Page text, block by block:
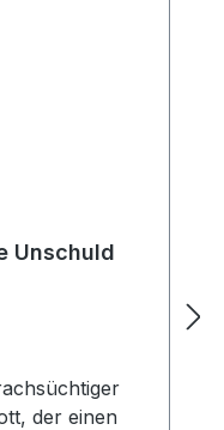
Unschuld
der einen